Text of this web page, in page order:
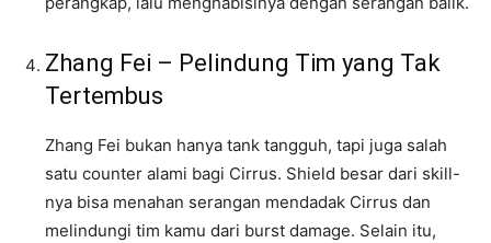
Zhang Fei – Pelindung Tim yang Tak
Tertembus
Zhang Fei bukan hanya tank tangguh, tapi juga salah
satu counter alami bagi Cirrus. Shield besar dari skill-
nya bisa menahan serangan mendadak Cirrus dan
melindungi tim kamu dari burst damage. Selain itu,